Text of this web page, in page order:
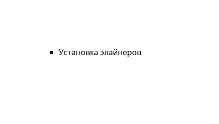
Установка элайнеров